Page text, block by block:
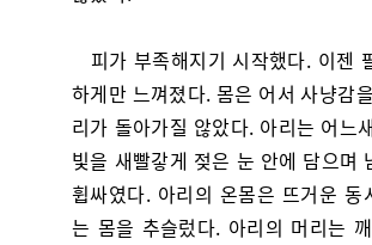
피가 부족해지기 시작했다. 이젠
하게만 느껴졌다. 몸은 어서 사냥감
리가 돌아가질 않았다. 아리는 어느
빛을 새빨갛게 젖은 눈 안에 담으며
휩싸였다. 아리의 온몸은 뜨거운
는 몸을 추슬렀다. 아리의 머리는